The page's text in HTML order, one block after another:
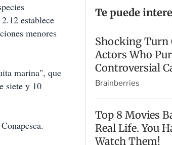
establece
menores
marina", que
siete y 10